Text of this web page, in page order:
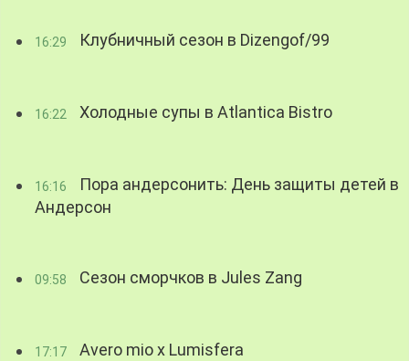
16:29 Клубничный сезон в Dizengof/99
16:22 Холодные супы в Atlantica Bistro
16:16
Пора андерсонить: День защиты детей в
Андерсон
09:58 Сезон сморчков в Jules Zang
17:17 Avero mio x Lumisfera